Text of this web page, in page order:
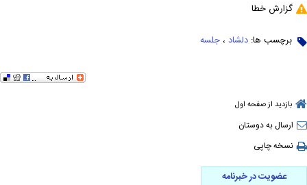
گزارش خطا
برچسب ها: دلشاد ، جلسه
بازدید از صفحه اول
ارسال به دوستان
نسخه چاپی
عضویت در خبرنامه